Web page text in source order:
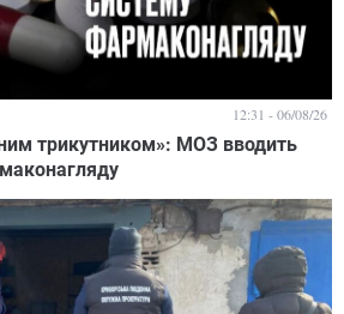
трикутником»: МОЗ вводить
12:31 - 06/08/26